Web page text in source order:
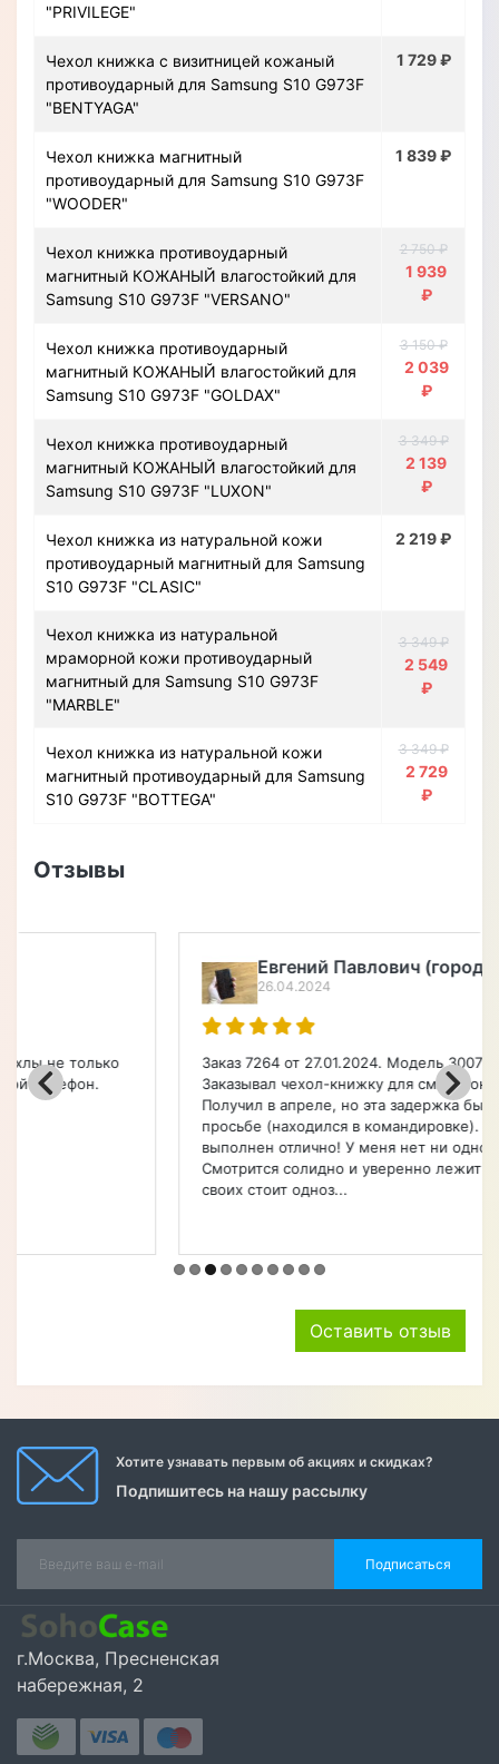
"PRIVILEGE"
Чехол книжка с визитницей кожаный
противоударный для Samsung S10 G973F
"BENTYAGA"
1 729 ₽
Чехол книжка магнитный
противоударный для Samsung S10 G973F
"WOODER"
1 839 ₽
Чехол книжка противоударный
магнитный КОЖАНЫЙ влагостойкий для
Samsung S10 G973F "VERSANO"
2 750 ₽
1 939
₽
Чехол книжка противоударный
магнитный КОЖАНЫЙ влагостойкий для
Samsung S10 G973F "GOLDAX"
3 150 ₽
2 039
₽
Чехол книжка противоударный
магнитный КОЖАНЫЙ влагостойкий для
Samsung S10 G973F "LUXON"
3 349 ₽
2 139
₽
Чехол книжка из натуральной кожи
противоударный магнитный для Samsung
S10 G973F "CLASIC"
2 219 ₽
Чехол книжка из натуральной
мраморной кожи противоударный
магнитный для Samsung S10 G973F
"MARBLE"
3 349 ₽
2 549
₽
Чехол книжка из натуральной кожи
магнитный противоударный для Samsung
S10 G973F "BOTTEGA"
3 349 ₽
2 729
₽
Отзывы
Евгений Павлович (город Чита)
Заказ 7264 от 27.01.2024. Модель 3007023 Croco Paw.
Заказывал чехол-книжку для смартфона Apple.
Получил в апреле, но эта задержка была по моей
просьбе (находился в командировке). Чехол
выполнен отлично! У меня нет ни одной претензии.
Смотрится солидно и уверенно лежит в руке. Денег
Оставить отзыв
Хотите узнавать первым об акциях и скидках?
Подпишитесь на нашу рассылку
Подписаться
г.Москва, Пресненская
набережная, 2